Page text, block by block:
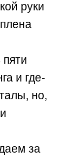
руки
и где-
но,
за